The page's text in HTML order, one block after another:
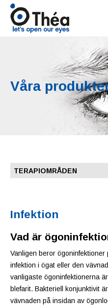
Våra
TERAPIOMRÅDEN
Infektion
Vad är
Vanligen beror ögoninfektioner
infektion i ögat eller den
vanligaste ögoninfektionerna
blefarit. Bakteriell konjunktivit
vävnaden på insidan av